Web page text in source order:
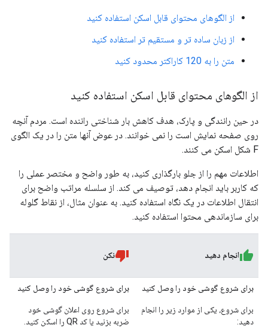
از الگوهای محتوای قابل اسکن استفاده کنید
از زبان ساده تر و مستقیم تر استفاده کنید
متن را به 120 کاراکتر محدود کنید
از الگوهای محتوای قابل اسکن استفاده کنید
در حین رانندگی و پارک، هدف کاهش بار شناختی راننده است. مردم آنچه
روی صفحه نمایش است را نمی خوانند. در عوض آنها متن را در یک الگوی
F شکل اسکن می کنند.
اطلاعات مهم را از جلو بارگذاری کنید، به طور واضح و مختصر عملی را
که کاربر باید انجام دهد، توصیف می کند. از سلسله مراتب واضح برای
انتقال اطلاعات در یک نگاه استفاده کنید. به عنوان مثال، از نقاط گلوله
برای سازماندهی محتوا استفاده کنید.
انجام دهید نکن
برای شروع گوشی خود را وصل کنید
برای شروع، یکی از موارد زیر را انجام
دهید:
برای شروع گوشی خود را وصل کنید
برای شروع روی اعلان گوشی خود
ضربه بزنید یا کد QR را اسکن کنید.